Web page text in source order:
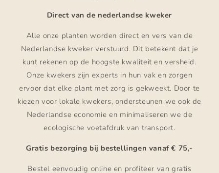
Direct van de nederlandse kweker
Alle onze planten worden direct en vers van de
Nederlandse kweker verstuurd. Dit betekent dat je
kunt rekenen op de hoogste kwaliteit en versheid.
Onze kwekers zijn experts in hun vak en zorgen
ervoor dat elke plant met zorg is gekweekt. Door te
kiezen voor lokale kwekers, ondersteunen we ook de
Nederlandse economie en minimaliseren we de
ecologische voetafdruk van transport.
Gratis bezorging bij bestellingen vanaf € 75,-
Bestel eenvoudig online en profiteer van gratis